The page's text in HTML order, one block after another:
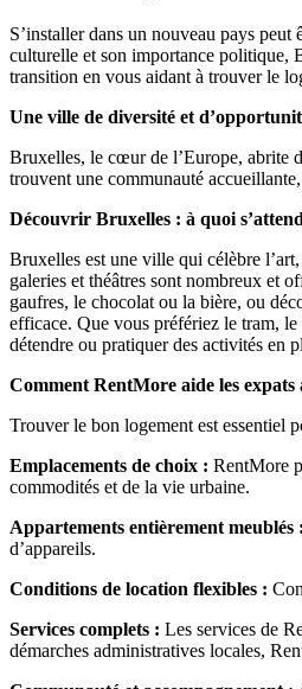
S’installer dans un nouveau pays
culturelle et son importance politique,
transition en vous aidant à trouver le
Une ville de diversité et
Bruxelles, le cœur de l’Europe, abrite
trouvent une communauté
Découvrir Bruxelles : à quoi
Bruxelles est une ville qui célèbre
galeries et théâtres sont nombreux et
gaufres, le chocolat ou la bière, ou
efficace. Que vous préfériez le tram,
détendre ou pratiquer des activités en
Comment RentMore aide les expats
Trouver le bon logement est essentiel
Emplacements de choix : RentMore
commodités et de la vie urbaine.
Appartements entièrement meublés :
d’appareils.
Conditions de location flexibles :
Services complets : Les services de
démarches administratives locales,